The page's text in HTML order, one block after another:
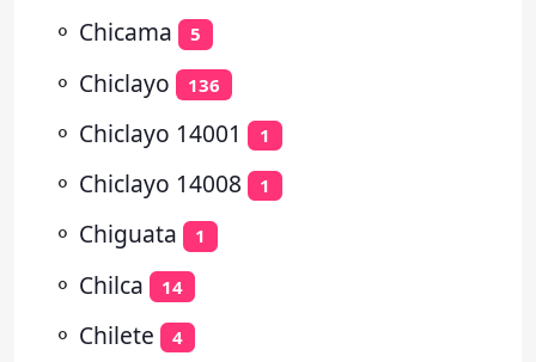
⚬ Chicama 5
⚬ Chiclayo 136
⚬ Chiclayo 14001 1
⚬ Chiclayo 14008 1
⚬ Chiguata 1
⚬ Chilca 14
⚬ Chilete 4